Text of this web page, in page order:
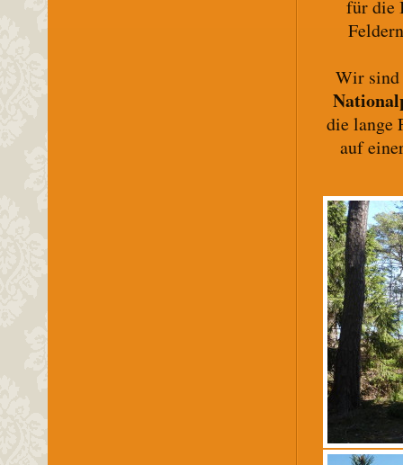
für die
Wir
die lange
auf